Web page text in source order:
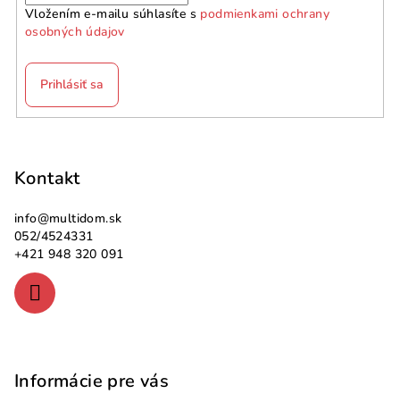
Vložením e-mailu súhlasíte s podmienkami ochrany
osobných údajov
Prihlásiť sa
Kontakt
info@multidom.sk
052/4524331
+421 948 320 091
Informácie pre vás